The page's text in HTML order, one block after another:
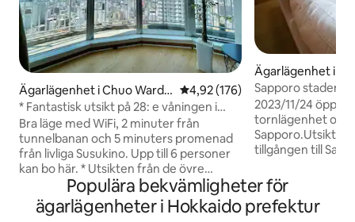
Ägarlägenhet i Chuo Ward,
Sapporo
4,92 av 5 i genomsnittligt
4,92 (176)
* Fantastisk utsikt på 28: e våningen i
Tawaman * Center of Sapporo * 2LDK *
WiFi komplett * 5 minuters promenad
från Susukino
Bra läge med WiFi, 2 minuter från
tunnelbanan och 5 minuters promenad
från livliga Susukino. Upp till 6 personer
kan bo här. * Utsikten från de övre
våningarna är fantastisk. Solen som
sjunker ner i bergen, vindkraftverken i
Ishikari Shinko som syns på avstånd, och
Ägarlägenhet i
pporo
Sapporo stadens
Flygplats ·
för upp till 8
2023/11/24
tornlägenhet och
Sapporo.Utsikten
tillgången till
direkta
bra.Tillgång till
detta rum som
Populära bekvämligheter för
ägarlägenheter i Hokkaido prefektur